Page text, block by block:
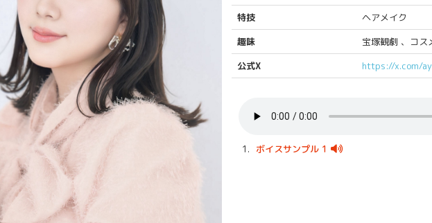
特技
ヘアメイク
趣味
宝塚観劇 、コス
公式X
https://x.com/
1. ボイスサンプル 1